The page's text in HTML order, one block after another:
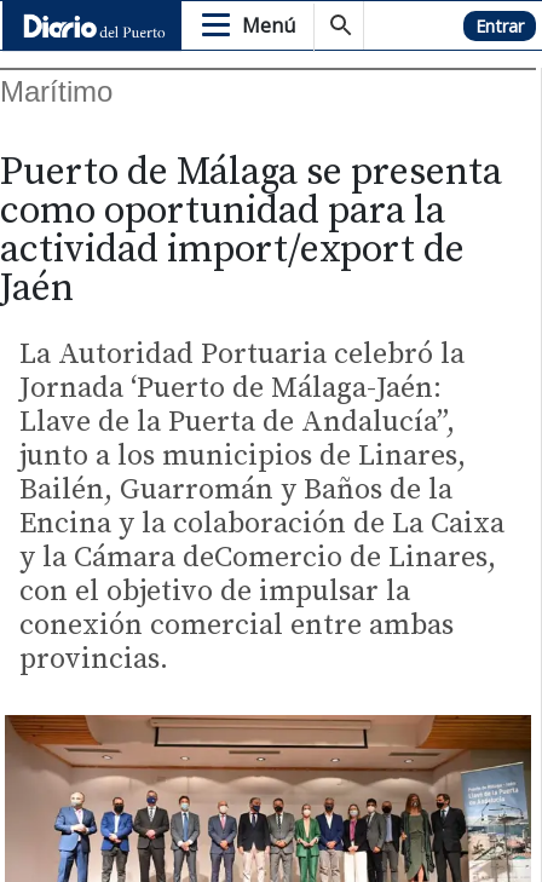
Menú Hemeroteca Entrar
Marítimo
Puerto de Málaga se presenta
como oportunidad para la
actividad import/export de
Jaén
La Autoridad Portuaria celebró la
Jornada ‘Puerto de Málaga-Jaén:
Llave de la Puerta de Andalucía”,
junto a los municipios de Linares,
Bailén, Guarromán y Baños de la
Encina y la colaboración de La Caixa
y la Cámara deComercio de Linares,
con el objetivo de impulsar la
conexión comercial entre ambas
provincias.